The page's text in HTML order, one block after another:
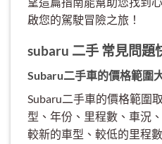
啟您的駕駛冒險之旅！
subaru 二手 常見問題
Subaru二手車的價格範圍
Subaru二手車的價格範圍
型、年份、里程數、車況
較新的車型、較低的里程